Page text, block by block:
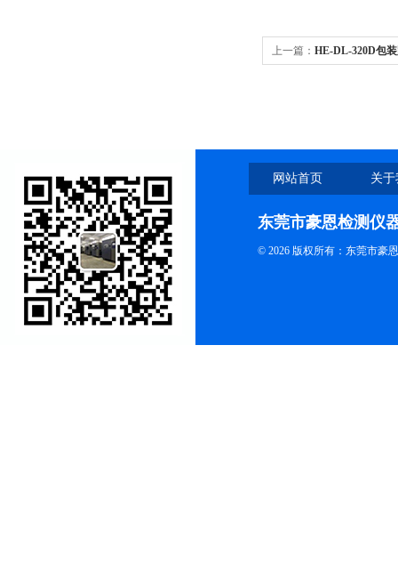
上一篇： HE-DL-320D包
网站首页 关
东莞市豪恩检测仪
© 2026 版权所有：东莞市豪